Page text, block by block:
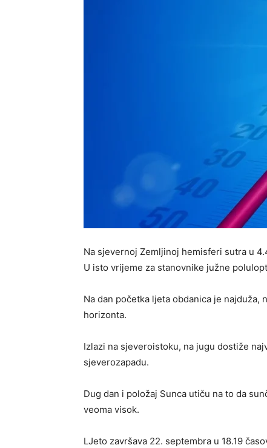
Na sjevernoj Zemljinoj hemisferi sutra u
U isto vrijeme za stanovnike južne
Na dan početka ljeta obdanica je najduža,
horizonta.
Izlazi na sjeveroistoku, na jugu dostiže
sjeverozapadu.
Dug dan i položaj Sunca utiču na to da
veoma visok.
LJeto završava 22. septembra u 18.19